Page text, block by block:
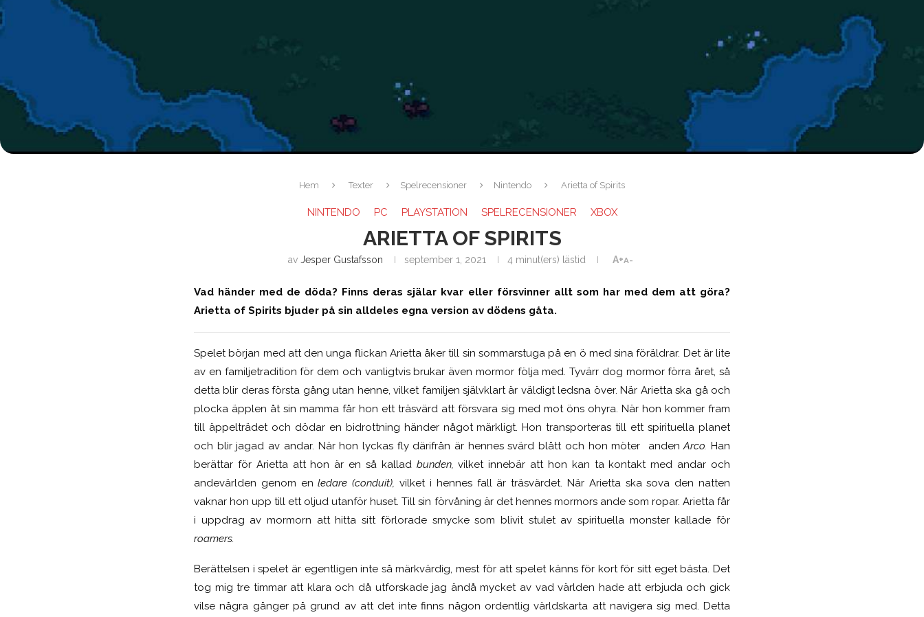
Hem Texter Spelrecensioner Nintendo Arietta of Spirits
NINTENDO PC PLAYSTATION SPELRECENSIONER XBOX
ARIETTA OF SPIRITS
av Jesper Gustafsson september 1, 2021 4 minut(ers) lästid A+A-
Vad händer med de döda? Finns deras själar kvar eller försvinner allt som har med dem att göra?
Arietta of Spirits bjuder på sin alldeles egna version av dödens gåta.
Spelet början med att den unga flickan Arietta åker till sin sommarstuga på en ö med sina föräldrar. Det är lite
av en familjetradition för dem och vanligtvis brukar även mormor följa med. Tyvärr dog mormor förra året, så
detta blir deras första gång utan henne, vilket familjen självklart är väldigt ledsna över. När Arietta ska gå och
plocka äpplen åt sin mamma får hon ett träsvärd att försvara sig med mot öns ohyra. När hon kommer fram
till äppelträdet och dödar en bidrottning händer något märkligt. Hon transporteras till ett spirituella planet
och blir jagad av andar. När hon lyckas fly därifrån är hennes svärd blått och hon möter andenArco.Han
berättar för Arietta att hon är en så kalladbunden, vilket innebär att hon kan ta kontakt med andar och
andevärlden genom enledare (conduit),vilket i hennes fall är träsvärdet. När Arietta ska sova den natten
vaknar hon upp till ett oljud utanför huset. Till sin förvåning är det hennes mormors ande som ropar. Arietta får
i uppdrag av mormorn att hitta sitt förlorade smycke som blivit stulet av spirituella monster kallade för
roamers.
Berättelsen i spelet är egentligen inte så märkvärdig, mest för att spelet känns för kort för sitt eget bästa. Det
tog mig tre timmar att klara och då utforskade jag ändå mycket av vad världen hade att erbjuda och gick
vilse några gånger på grund av att det inte finns någon ordentlig världskarta att navigera sig med. Detta